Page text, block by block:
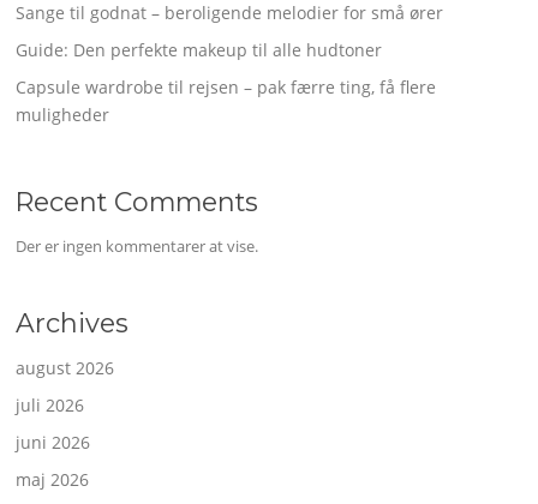
Sange til godnat – beroligende melodier for små ører
Guide: Den perfekte makeup til alle hudtoner
Capsule wardrobe til rejsen – pak færre ting, få flere
muligheder
Recent Comments
Der er ingen kommentarer at vise.
Archives
august 2026
juli 2026
juni 2026
maj 2026